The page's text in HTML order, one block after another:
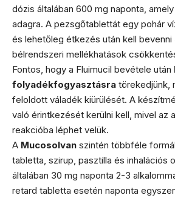
dózis általában 600 mg naponta,
adagra. A pezsgőtablettát egy pohár
és lehetőleg étkezés után kell bevenni
bélrendszeri mellékhatások
Fontos, hogy a Fluimucil bevétele után
folyadékfogyasztásra törekedjünk,
feloldott váladék kiürülését. A
való érintkezését kerülni kell, mivel az
reakcióba léphet velük.
A Mucosolvan szintén többféle
tabletta, szirup, pasztilla és inhalációs
általában 30 mg naponta 2-3
retard tabletta esetén naponta